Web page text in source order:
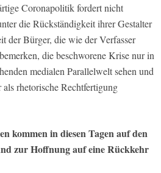
Coronapolitik fordert nicht
die Rückständigkeit ihrer Gestalter
der Bürger, die wie der Verfasser
die beschworene Krise nur in
medialen Parallelwelt sehen und
rhetorische Rechtfertigung
kommen in diesen Tagen auf den
zur Hoffnung auf eine Rückkehr